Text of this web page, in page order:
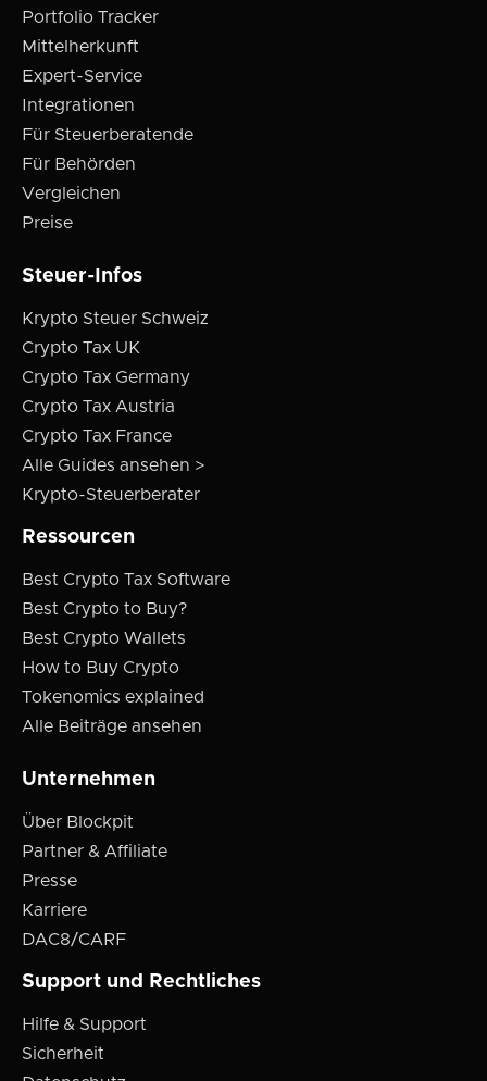
Portfolio Tracker
Mittelherkunft
Expert-Service
Integrationen
Für Steuerberatende
Für Behörden
Vergleichen
Preise
Steuer-Infos
Krypto Steuer Schweiz
Crypto Tax UK
Crypto Tax Germany
Crypto Tax Austria
Crypto Tax France
Alle Guides ansehen >
Krypto-Steuerberater
Ressourcen
Best Crypto Tax Software
Best Crypto to Buy?
Best Crypto Wallets
How to Buy Crypto
Tokenomics explained
Alle Beiträge ansehen
Unternehmen
Über Blockpit
Partner & Affiliate
Presse
Karriere
DAC8/CARF
Support und Rechtliches
Hilfe & Support
Sicherheit